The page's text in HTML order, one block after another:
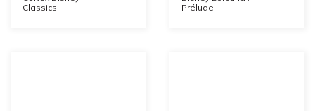
Classics
Prélude